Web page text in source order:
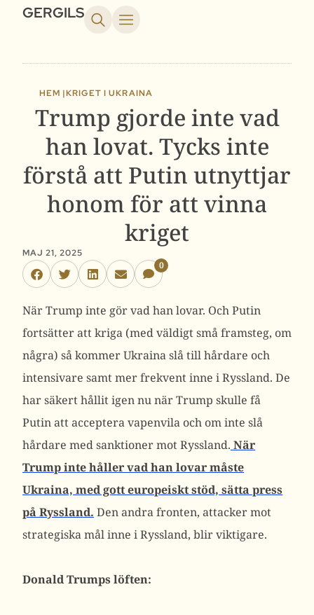
GERGILS
HEM |KRIGET I UKRAINA
Trump gjorde inte vad
han lovat. Tycks inte
förstå att Putin utnyttjar
honom för att vinna
kriget
MAJ 21, 2025
0
När Trump inte gör vad han lovar. Och Putin
fortsätter att kriga (med väldigt små framsteg, om
några) så kommer Ukraina slå till hårdare och
intensivare samt mer frekvent inne i Ryssland. De
har säkert hållit igen nu när Trump skulle få
Putin att acceptera vapenvila och om inte slå
hårdare med sanktioner mot Ryssland. När
Trump inte håller vad han lovar måste
Ukraina, med gott europeiskt stöd, sätta press
på Ryssland. Den andra fronten, attacker mot
strategiska mål inne i Ryssland, blir viktigare.
Donald Trumps löften: